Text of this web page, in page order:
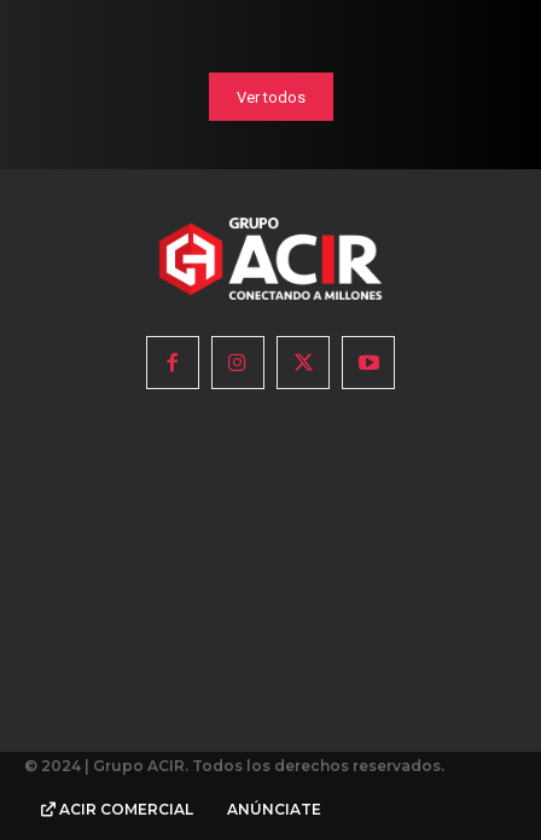
Ver todos
© 2024 | Grupo ACIR. Todos los derechos reservados.
ACIR COMERCIAL ANÚNCIATE